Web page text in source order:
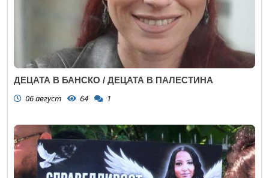
ДЕЦАТА В БАНСКО / ДЕЦАТА В ПАЛЕСТИНА
06 август 64 1